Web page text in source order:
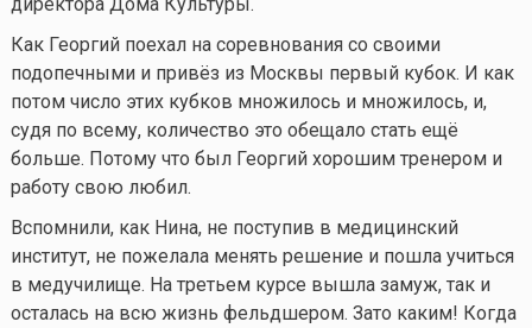
Как Георгий поехал на соревнования со своими
подопечными и привёз из Москвы первый кубок. И как
потом число этих кубков множилось и множилось, и,
судя по всему, количество это обещало стать ещё
больше. Потому что был Георгий хорошим тренером и
работу свою любил.
Вспомнили, как Нина, не поступив в медицинский
институт, не пожелала менять решение и пошла учиться
в медучилище. На третьем курсе вышла замуж, так и
осталась на всю жизнь фельдшером. Зато каким! Когда